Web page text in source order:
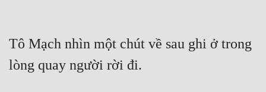
Tô Mạch nhìn một chút về sau ghi ở trong
lòng quay người rời đi.